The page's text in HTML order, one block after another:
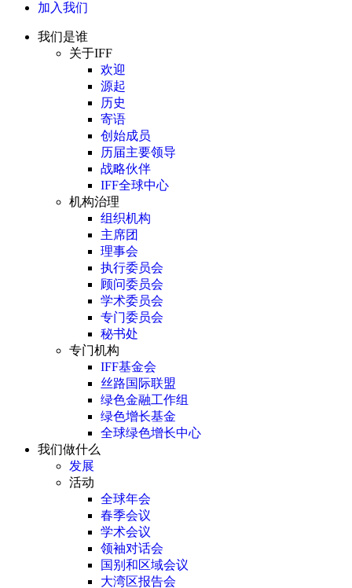
加入我们
我们是谁
关于IFF
欢迎
源起
历史
寄语
创始成员
历届主要领导
战略伙伴
IFF全球中心
机构治理
组织机构
主席团
理事会
执行委员会
顾问委员会
学术委员会
专门委员会
秘书处
专门机构
IFF基金会
丝路国际联盟
绿色金融工作组
绿色增长基金
全球绿色增长中心
我们做什么
发展
活动
全球年会
春季会议
学术会议
领袖对话会
国别和区域会议
大湾区报告会